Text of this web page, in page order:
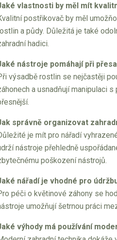
vlastnosti by měl mít
postřikovač by měl
a půdy. Důležitá je také
hadici.
nástroje pomáhají při
výsadbě rostlin se nejčastěji
a usnadňují manipulaci
správně organizovat
je mít pro nářadí
nástroje přehledně
poškození nástrojů.
nářadí je vhodné pro
péči o květinové záhony se
umožňují šetrnou práci
výhody má používání